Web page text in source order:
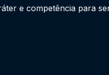
e competência para